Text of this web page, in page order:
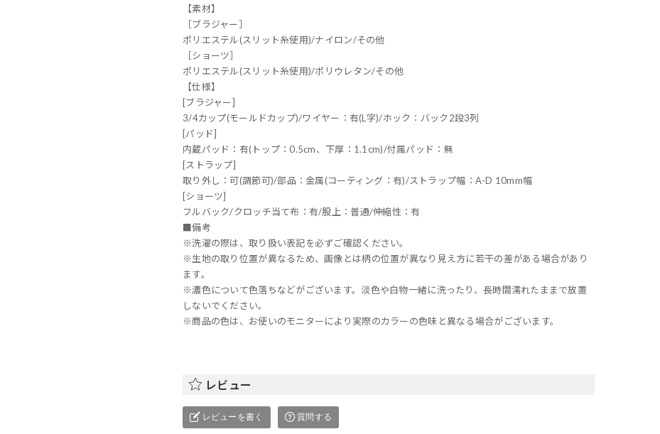
【素材】
［ブラジャー］
ポリエステル(スリット糸使用)/ナイロン/その他
［ショーツ］
ポリエステル(スリット糸使用)/ポリウレタン/その他
【仕様】
[ブラジャー]
3/4カップ(モールドカップ)/ワイヤー：有(L字)/ホック：バック2段3列
[パッド]
内蔵パッド：有(トップ：0.5cm、下厚：1.1cm)/付属パッド：無
[ストラップ]
取り外し：可(調節可)/部品：金属(コーティング：有)/ストラップ幅：A-D 10mm幅
[ショーツ]
フルバック/クロッチ当て布：有/股上：普通/伸縮性：有
■備考
※洗濯の際は、取り扱い表記を必ずご確認ください。
※生地の取り位置が異なるため、画像とは柄の位置が異なり見え方に若干の差がある場合があり
ます。
※濃色について色落ちなどがございます。淡色や白物一緒に洗ったり、長時間濡れたままで放置
しないでください。
※商品の色は、お使いのモニターにより実際のカラーの色味と異なる場合がございます。
レビュー
レビューを書く 質問する